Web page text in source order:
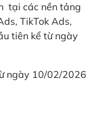
tại các nền tảng
TikTok Ads,
tiên kể từ ngày
ngày 10/02/2026